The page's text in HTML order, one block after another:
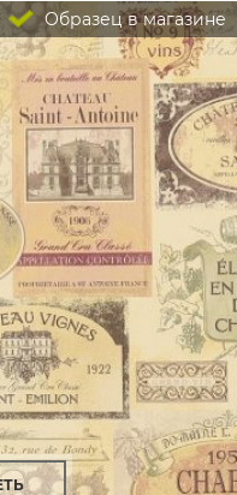
Образец в магазине